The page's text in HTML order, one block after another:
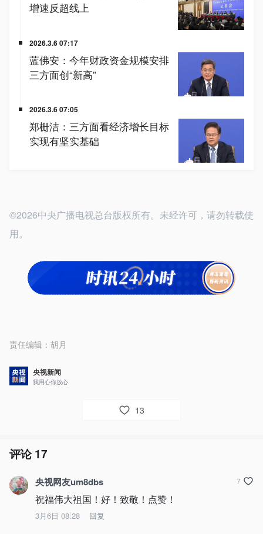
©2026中央广播电视总台版权所有。未经许可，请勿转载使
用。
责任编辑： 胡月
央视新闻
我用心你放心
13
评论17
央视网友um8dbs
祝福伟大祖国！好！致敬！点赞！
3月6日 08:28 回复
7